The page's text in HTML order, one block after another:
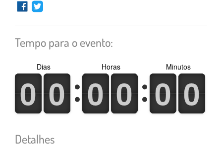
Tempo para o evento:
0
0
1
1 0
0
1
1
Dias
0
0
1
1 0
0
1
1
Horas
0
0
1
1 0
0
1
1
Minutos
Detalhes